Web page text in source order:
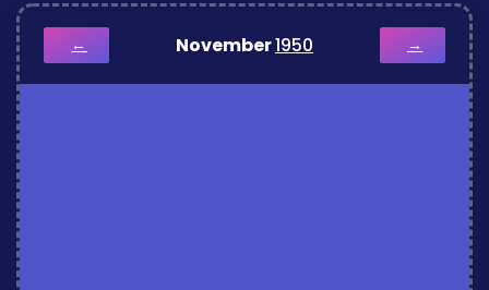
← November1950 →